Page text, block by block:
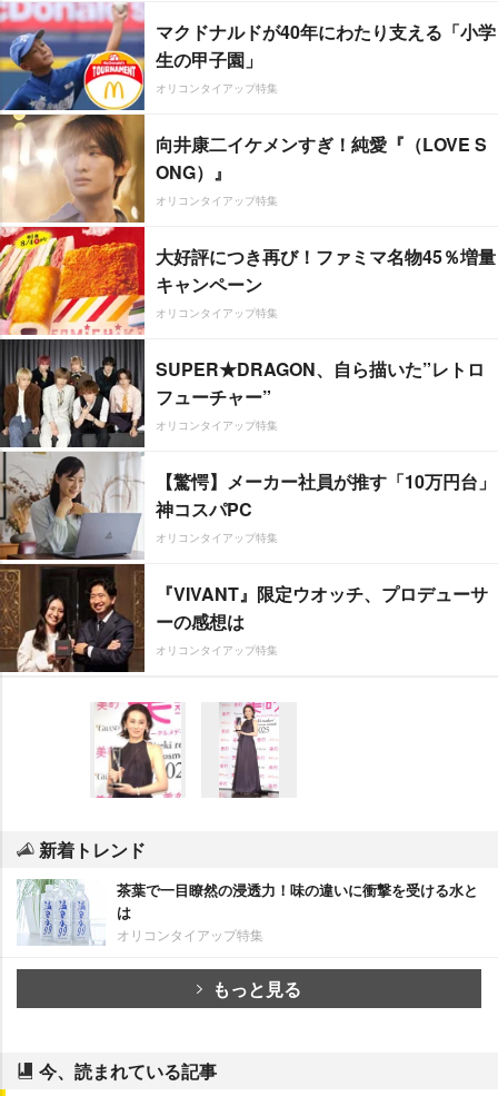
マクドナルドが40年にわたり支える「小学
生の甲子園」
オリコンタイアップ特集
向井康二イケメンすぎ！純愛『（LOVE S
ONG）』
オリコンタイアップ特集
大好評につき再び！ファミマ名物45％増量
キャンペーン
オリコンタイアップ特集
SUPER★DRAGON、自ら描いた”レトロ
フューチャー”
オリコンタイアップ特集
【驚愕】メーカー社員が推す「10万円台」
神コスパPC
オリコンタイアップ特集
『VIVANT』限定ウオッチ、プロデューサ
ーの感想は
オリコンタイアップ特集
新着トレンド
茶葉で一目瞭然の浸透力！味の違いに衝撃を受ける水と
は
オリコンタイアップ特集
もっと見る
今、読まれている記事